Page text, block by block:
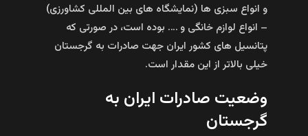
و انواع سبزی ها (نمایشگاه های بین المللی کشاورزی)
– انواع لوازم خانگی و …. بوده است، در صورتی که
پتانسیل های کشور ایران جهت صادرات به گرجستان
خیلی بالاتر از این مقدار است.
وضعیت صادرات ایران به
گرجستان